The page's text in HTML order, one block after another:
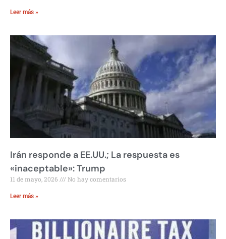
Leer más »
Irán responde a EE.UU.; La respuesta es
«inaceptable»: Trump
11 de mayo, 2026 No hay comentarios
Leer más »